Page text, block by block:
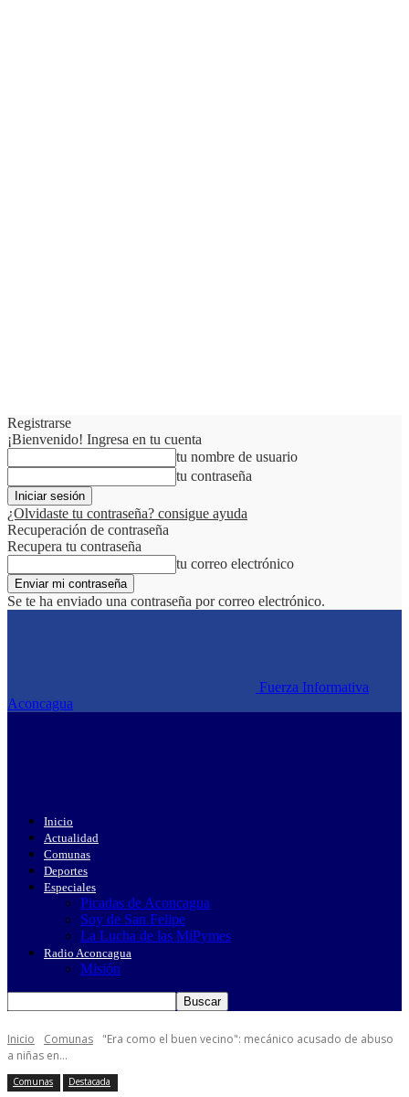
Registrarse
¡Bienvenido! Ingresa en tu cuenta
tu nombre de usuario
tu contraseña
¿Olvidaste tu contraseña? consigue ayuda
Recuperación de contraseña
Recupera tu contraseña
tu correo electrónico
Se te ha enviado una contraseña por correo electrónico.
Fuerza Informativa
Aconcagua
Inicio
Actualidad
Comunas
Deportes
Especiales
Picadas de Aconcagua
Soy de San Felipe
La Lucha de las MiPymes
Radio Aconcagua
Misión
Inicio Comunas
"Era como el buen vecino": mecánico acusado de abuso
a niñas en...
Comunas Destacada